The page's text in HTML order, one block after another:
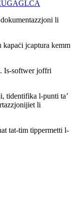
GAGLCA
li
jcaptura kemm
Is-softwer joffri
tidentifika l-punti ta’
li
tat-tim tippermetti l-